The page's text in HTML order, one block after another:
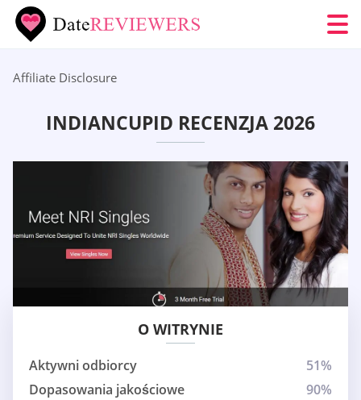
Affiliate Disclosure
INDIANCUPID RECENZJA 2026
O WITRYNIE
Aktywni odbiorcy
51%
Dopasowania jakościowe
90%